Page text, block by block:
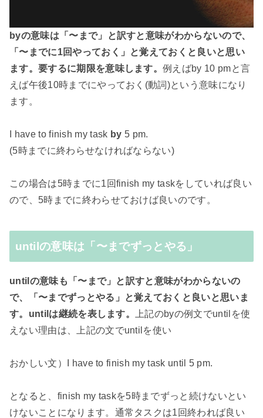
byの意味は「〜まで」と訳すと意味がわからないので、
「〜までに1回やっておく」と覚えておくと良いと思い
ます。要するに期限を意味します。例えばby 10 pmと言
えば午後10時までにやっておく(動詞)という意味になり
ます。
I have to finish my task by 5 pm.
(5時までに終わらせなければならない)
この場合は5時までに1回finish my taskをしていれば良い
ので、5時までに終わらせておけば良いのです。
untilの意味は「〜までずっとやる」
untilの意味も「〜まで」と訳すと意味がわからないの
で、「〜までずっとやる」と覚えておくと良いと思いま
す。untilは継続を表します。
上記のbyの例文でuntilを使
えない理由は、上記の文でuntilを使い
おかしい文）I have to finish my task until 5 pm.
となると、finish my taskを5時までずっと続けないとい
けないことになります。通常タスクは1回終われば良い